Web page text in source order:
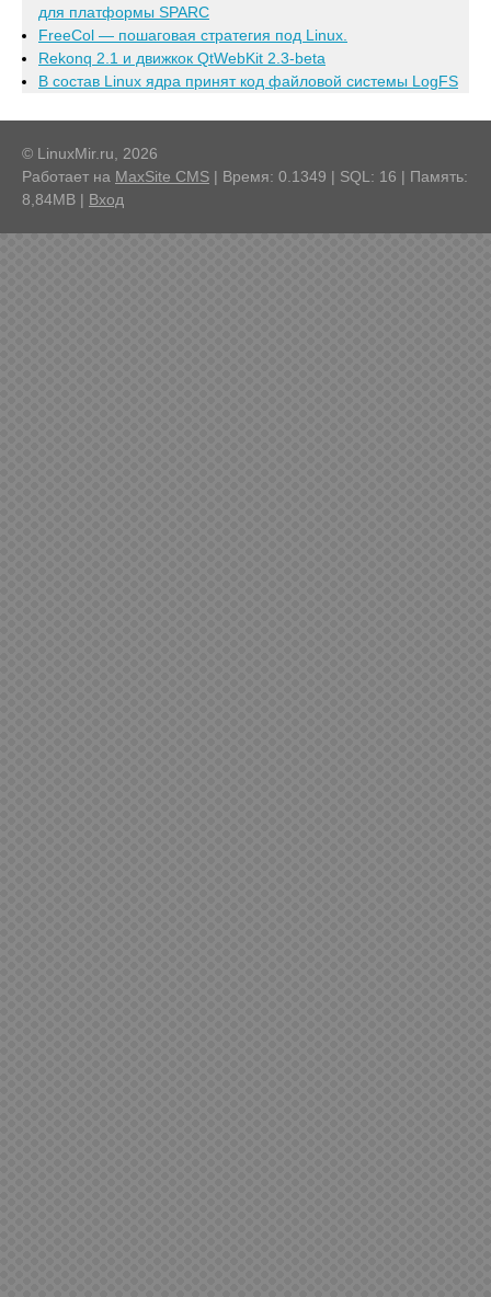
для платформы SPARC
FreeCol — пошаговая стратегия под Linux.
Rekonq 2.1 и движкок QtWebKit 2.3-beta
В состав Linux ядра принят код файловой системы LogFS
© LinuxMir.ru, 2026
Работает на MaxSite CMS | Время: 0.1349 | SQL: 16 | Память:
8,84MB | Вход